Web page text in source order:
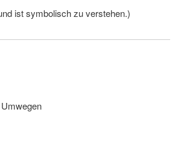
ist symbolisch zu verstehen.)